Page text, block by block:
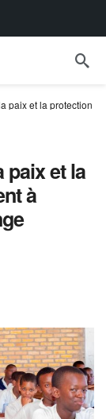
paix et la protection
paix et la
à